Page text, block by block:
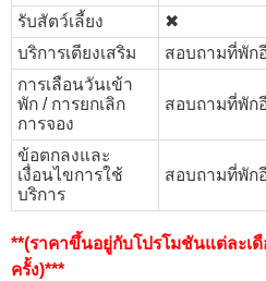
รับสัตว์เลี้ยง
✖︎
บริการเตียงเสริม
สอบถามที่พัก
การเลือนวันเข้า
พัก / การยกเลิก
การจอง
สอบถามที่พัก
ข้อตกลงและ
เงื่อนไขการใช้
บริการ
สอบถามที่พัก
**(ราคาขึ้นอยู่กับโปรโมชันแต่ละเ
ครั้ง)***